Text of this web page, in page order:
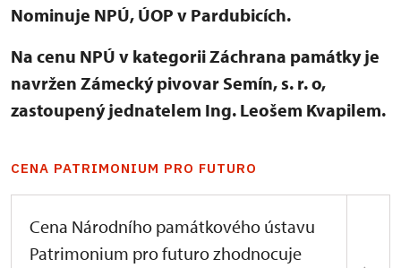
Nominuje NPÚ, ÚOP v Pardubicích.
Na cenu NPÚ v kategorii Záchrana památky je
navržen Zámecký pivovar Semín, s. r. o,
zastoupený jednatelem Ing. Leošem Kvapilem.
CENA PATRIMONIUM PRO FUTURO
Cena Národního památkového ústavu
Patrimonium pro futuro zhodnocuje